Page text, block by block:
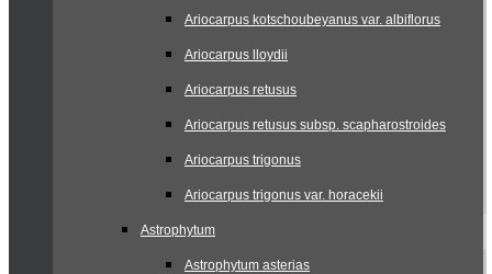
Ariocarpus kotschoubeyanus var. albiflorus
Ariocarpus lloydii
Ariocarpus retusus
Ariocarpus retusus subsp. scapharostroides
Ariocarpus trigonus
Ariocarpus trigonus var. horacekii
Astrophytum
Astrophytum asterias